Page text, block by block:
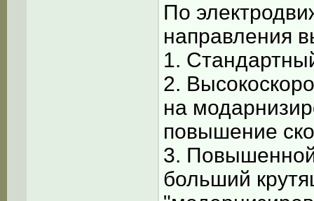
По
направления
1.
2.
на
повышение
3.
больший